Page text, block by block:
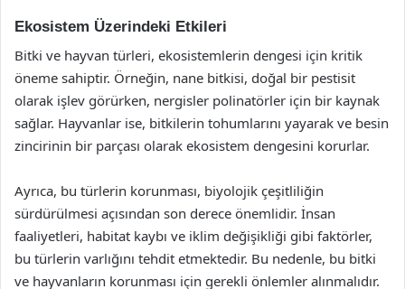
Ekosistem Üzerindeki Etkileri
Bitki ve hayvan türleri, ekosistemlerin dengesi için kritik
öneme sahiptir. Örneğin, nane bitkisi, doğal bir pestisit
olarak işlev görürken, nergisler polinatörler için bir kaynak
sağlar. Hayvanlar ise, bitkilerin tohumlarını yayarak ve besin
zincirinin bir parçası olarak ekosistem dengesini korurlar.
Ayrıca, bu türlerin korunması, biyolojik çeşitliliğin
sürdürülmesi açısından son derece önemlidir. İnsan
faaliyetleri, habitat kaybı ve iklim değişikliği gibi faktörler,
bu türlerin varlığını tehdit etmektedir. Bu nedenle, bu bitki
ve hayvanların korunması için gerekli önlemler alınmalıdır.